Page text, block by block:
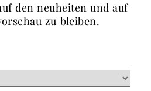
den neuheiten und auf
zu bleiben.